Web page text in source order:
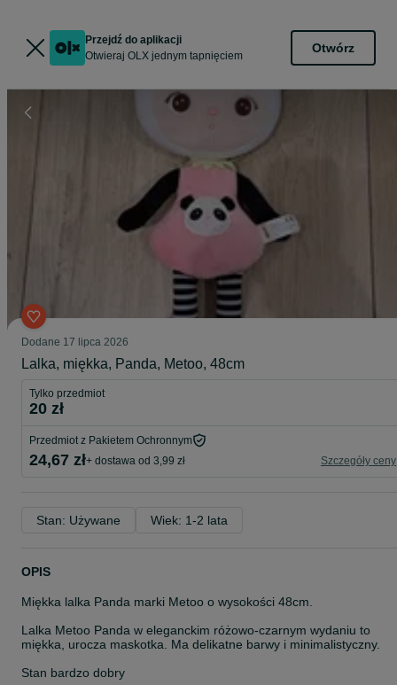
Przejdź do aplikacji
Otwieraj OLX jednym tapnięciem
Otwórz
Dodane 17 lipca 2026
Lalka, miękka, Panda, Metoo, 48cm
Tylko przedmiot
20 zł
Przedmiot z Pakietem Ochronnym
24,67 zł+ dostawa od 3,99 zł Szczegóły ceny
Stan: Używane Wiek: 1-2 lata
OPIS
Miękka lalka Panda marki Metoo o wysokości 48cm.
Lalka Metoo Panda w eleganckim różowo-czarnym wydaniu to
miękka, urocza maskotka. Ma delikatne barwy i minimalistyczny.
Stan bardzo dobry